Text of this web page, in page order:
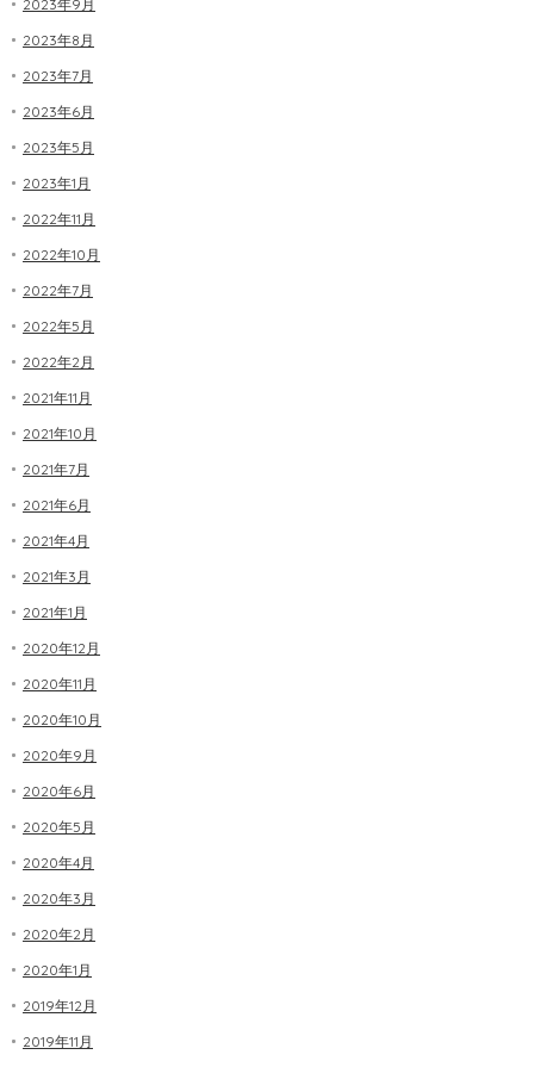
2023年9月
2023年8月
2023年7月
2023年6月
2023年5月
2023年1月
2022年11月
2022年10月
2022年7月
2022年5月
2022年2月
2021年11月
2021年10月
2021年7月
2021年6月
2021年4月
2021年3月
2021年1月
2020年12月
2020年11月
2020年10月
2020年9月
2020年6月
2020年5月
2020年4月
2020年3月
2020年2月
2020年1月
2019年12月
2019年11月